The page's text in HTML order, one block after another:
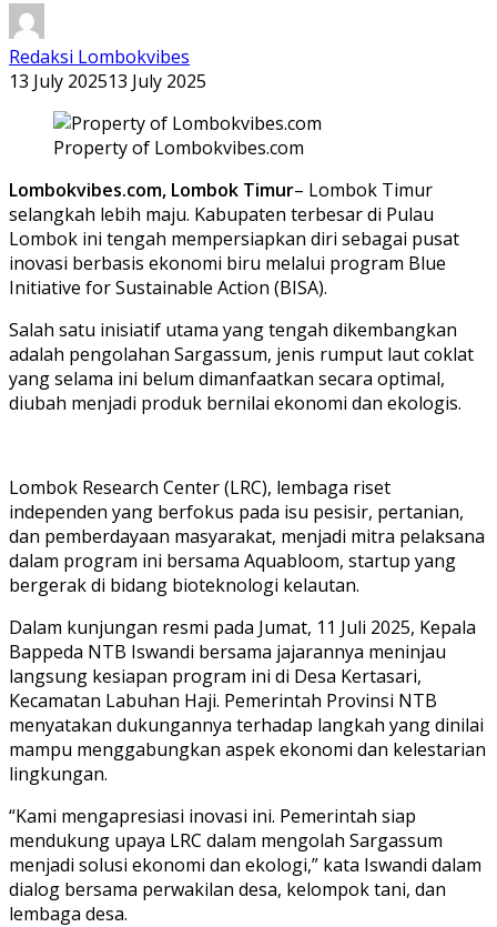
Redaksi Lombokvibes
13 July 202513 July 2025
Property of Lombokvibes.com
Lombokvibes.com, Lombok Timur– Lombok Timur
selangkah lebih maju. Kabupaten terbesar di Pulau
Lombok ini tengah mempersiapkan diri sebagai pusat
inovasi berbasis ekonomi biru melalui program Blue
Initiative for Sustainable Action (BISA).
Salah satu inisiatif utama yang tengah dikembangkan
adalah pengolahan Sargassum, jenis rumput laut coklat
yang selama ini belum dimanfaatkan secara optimal,
diubah menjadi produk bernilai ekonomi dan ekologis.
Lombok Research Center (LRC), lembaga riset
independen yang berfokus pada isu pesisir, pertanian,
dan pemberdayaan masyarakat, menjadi mitra pelaksana
dalam program ini bersama Aquabloom, startup yang
bergerak di bidang bioteknologi kelautan.
Dalam kunjungan resmi pada Jumat, 11 Juli 2025, Kepala
Bappeda NTB Iswandi bersama jajarannya meninjau
langsung kesiapan program ini di Desa Kertasari,
Kecamatan Labuhan Haji. Pemerintah Provinsi NTB
menyatakan dukungannya terhadap langkah yang dinilai
mampu menggabungkan aspek ekonomi dan kelestarian
lingkungan.
“Kami mengapresiasi inovasi ini. Pemerintah siap
mendukung upaya LRC dalam mengolah Sargassum
menjadi solusi ekonomi dan ekologi,” kata Iswandi dalam
dialog bersama perwakilan desa, kelompok tani, dan
lembaga desa.